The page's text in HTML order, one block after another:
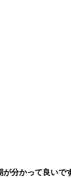
分かって良いで